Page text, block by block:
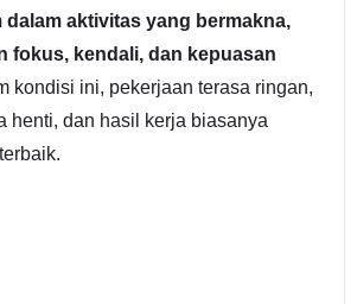
dalam aktivitas yang bermakna,
fokus, kendali, dan kepuasan
kondisi ini, pekerjaan terasa ringan,
henti, dan hasil kerja biasanya